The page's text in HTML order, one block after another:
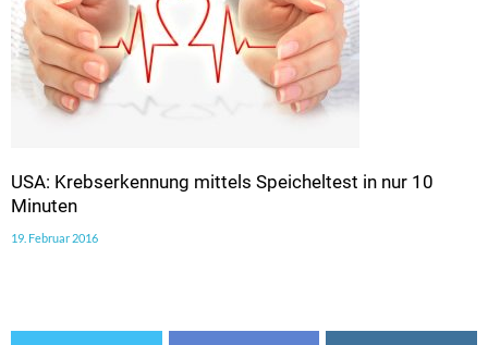
USA: Krebserkennung mittels Speicheltest in nur 10
Minuten
19. Februar 2016